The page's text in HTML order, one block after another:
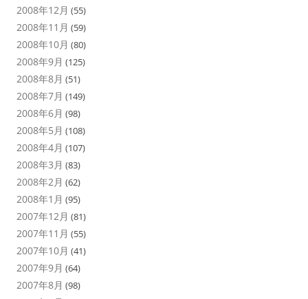
2008年12月 (55)
2008年11月 (59)
2008年10月 (80)
2008年9月 (125)
2008年8月 (51)
2008年7月 (149)
2008年6月 (98)
2008年5月 (108)
2008年4月 (107)
2008年3月 (83)
2008年2月 (62)
2008年1月 (95)
2007年12月 (81)
2007年11月 (55)
2007年10月 (41)
2007年9月 (64)
2007年8月 (98)